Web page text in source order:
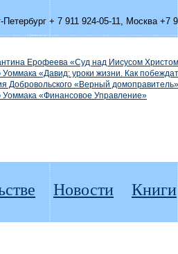
Петербург + 7 911 924-05-11, Москва +7
Ерофеева «Суд над Иисусом
«Давид: уроки жизни. Как
Добровольского «Верный домоправитель»
Уоммака «Финансовое Управление»
Новости Книги